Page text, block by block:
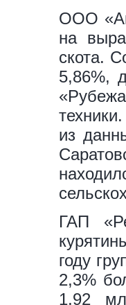
ООО
на
скота.
5,86%,
из
ГАП
году
2,3%
1,92